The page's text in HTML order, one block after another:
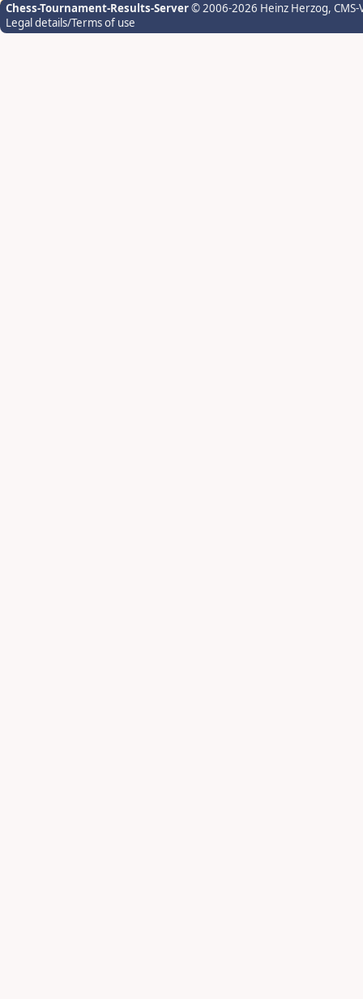
Chess-Tournament-Results-Server© 2006-2026 Heinz Herzog,
Legal details/Terms of use